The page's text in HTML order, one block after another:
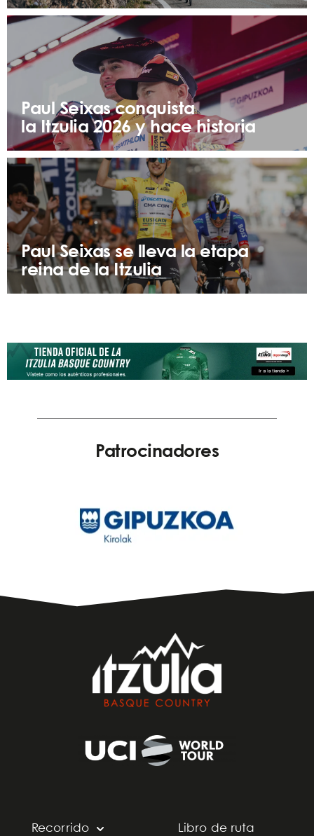
Paul Seixas conquista
la Itzulia 2026 y hace historia
Paul Seixas se lleva la etapa
reina de la Itzulia
Patrocinadores
Recorrido Libro de ruta